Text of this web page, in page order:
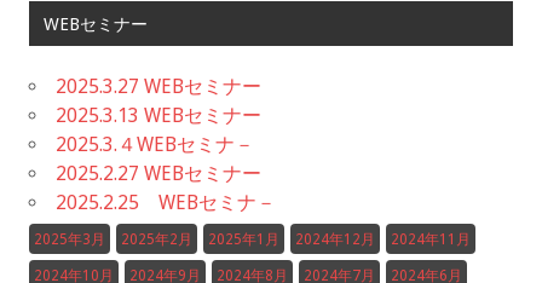
WEBセミナー
2025.3.27 WEBセミナー
2025.3.13 WEBセミナー
2025.3.４WEBセミナ－
2025.2.27 WEBセミナー
2025.2.25 WEBセミナ－
2025年3月 2025年2月 2025年1月 2024年12月 2024年11月
2024年10月 2024年9月 2024年8月 2024年7月 2024年6月